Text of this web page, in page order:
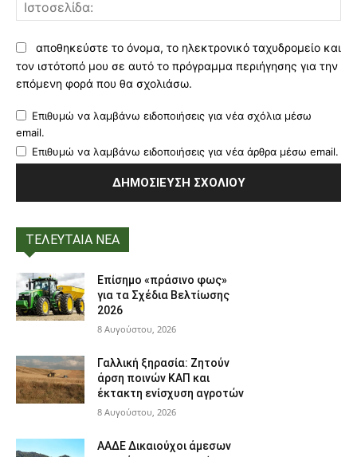
αποθηκεύστε το όνομα, το ηλεκτρονικό ταχυδρομείο και
τον ιστότοπό μου σε αυτό το πρόγραμμα περιήγησης για την
επόμενη φορά που θα σχολιάσω.
Επιθυμώ να λαμβάνω ειδοποιήσεις για νέα σχόλια μέσω
email.
Επιθυμώ να λαμβάνω ειδοποιήσεις για νέα άρθρα μέσω email.
ΤΕΛΕΥΤΑΙΑ ΝΕΑ
Επίσημο «πράσινο φως»
για τα Σχέδια Βελτίωσης
2026
8 Αυγούστου, 2026
Γαλλική ξηρασία: Ζητούν
άρση ποινών ΚΑΠ και
έκτακτη ενίσχυση αγροτών
8 Αυγούστου, 2026
ΑΑΔΕ Δικαιούχοι άμεσων